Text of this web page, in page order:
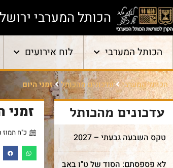
הכותל המערבי
הכותל המערבי לוח אירועים
הכותל המערבי עדכונים מהכותל זמני היום
עדכונים מהכותל
טקס השבעה גבעתי – 2027
לא פספסתם: הסוד של ט"ו באב
זמני
כ"ח תמוז